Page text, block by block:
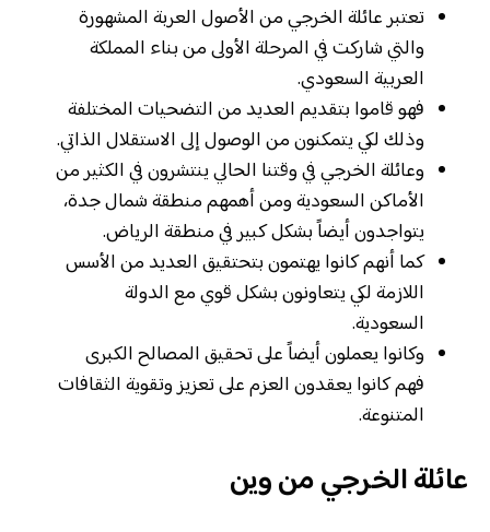
تعتبر عائلة الخرجي من الأصول العربة المشهورة
والتي شاركت في المرحلة الأولى من بناء المملكة
العربية السعودي.
فهو قاموا بتقديم العديد من التضحيات المختلفة
وذلك لكي يتمكنون من الوصول إلى الاستقلال الذاتي.
وعائلة الخرجي في وقتنا الحالي ينتشرون في الكثير من
الأماكن السعودية ومن أهمهم منطقة شمال جدة،
يتواجدون أيضاً بشكل كبير في منطقة الرياض.
كما أنهم كانوا يهتمون بتحتقيق العديد من الأسس
اللازمة لكي يتعاونون بشكل قوي مع الدولة
السعودية.
وكانوا يعملون أيضاً على تحقيق المصالح الكبرى
فهم كانوا يعقدون العزم على تعزيز وتقوية الثقافات
المتنوعة.
عائلة الخرجي من وين